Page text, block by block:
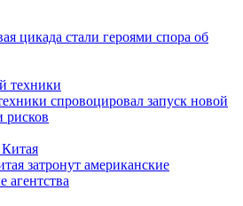
цикада стали героями спора об
спровоцировал запуск новой
рисков
затронут американские
агентства